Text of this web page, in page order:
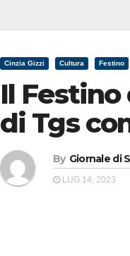
Cinzia Gizzi Cultura Festino
Il Festino
di Tgs
By Giornale di
LUG 14, 2023